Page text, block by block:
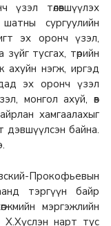
төлөвшүүлэх
шатны сургуулийн
эх оронч үзэл,
тусгах, төрийн
ахуйн нэгж, иргэд
эх оронч үзэл
монгол ахуй, өв
хамгаалахыг
дэвшүүлсэн байна.
Прокофьевын
тэргүүн байр
мэргэжлийн
Х.Хүслэн нарт тус